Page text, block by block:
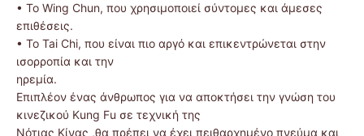
• Το Wing Chun, που χρησιμοποιεί σύντομες και άμεσες
επιθέσεις.
• Το Tai Chi, που είναι πιο αργό και επικεντρώνεται στην
ισορροπία και την
ηρεμία.
Επιπλέον ένας άνθρωπος για να αποκτήσει την γνώση του
κινεζικού Kung Fu σε τεχνική της
Νότιας Κίνας ,θα πρέπει να έχει πειθαρχημένο πνεύμα και